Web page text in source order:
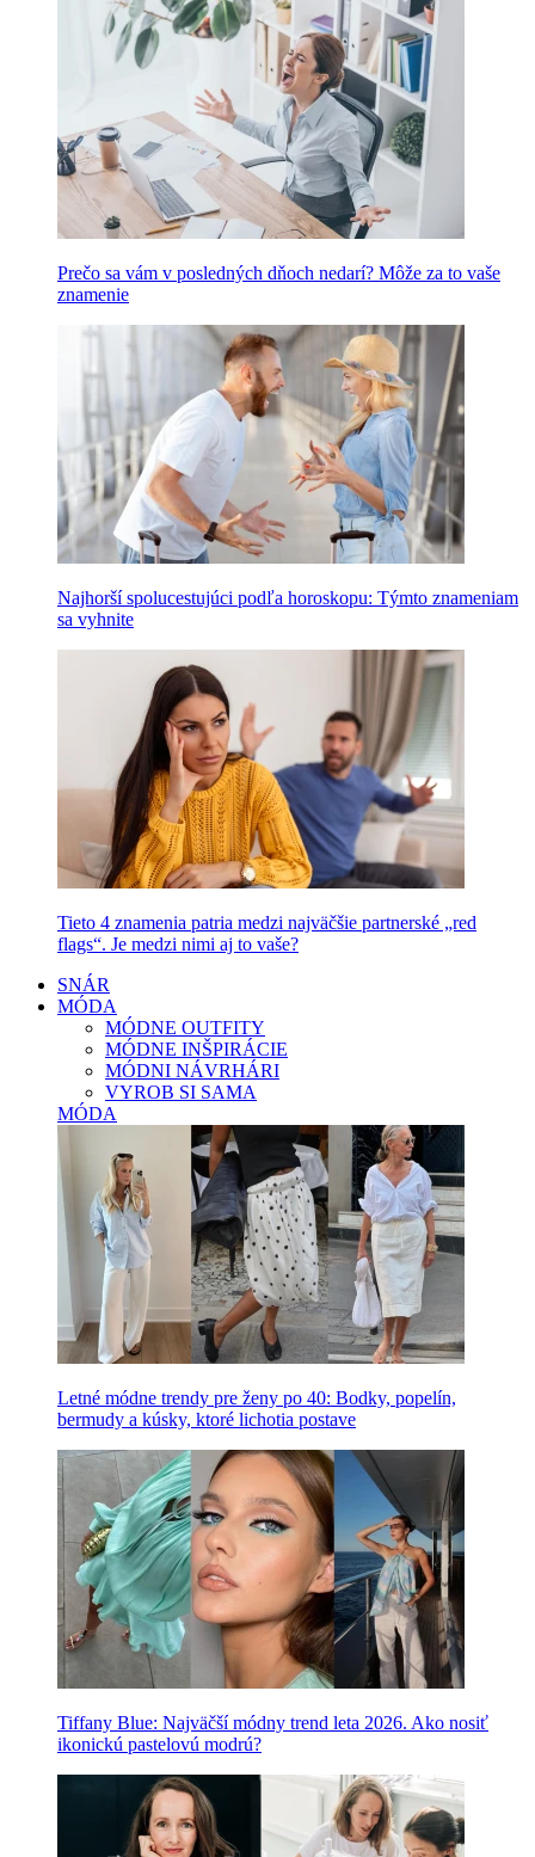
Prečo sa vám v posledných dňoch nedarí? Môže za to vaše
znamenie
Najhorší spolucestujúci podľa horoskopu: Týmto znameniam
sa vyhnite
Tieto 4 znamenia patria medzi najväčšie partnerské „red
flags“. Je medzi nimi aj to vaše?
SNÁR
MÓDA
MÓDNE OUTFITY
MÓDNE INŠPIRÁCIE
MÓDNI NÁVRHÁRI
VYROB SI SAMA
MÓDA
Letné módne trendy pre ženy po 40: Bodky, popelín,
bermudy a kúsky, ktoré lichotia postave
Tiffany Blue: Najväčší módny trend leta 2026. Ako nosiť
ikonickú pastelovú modrú?